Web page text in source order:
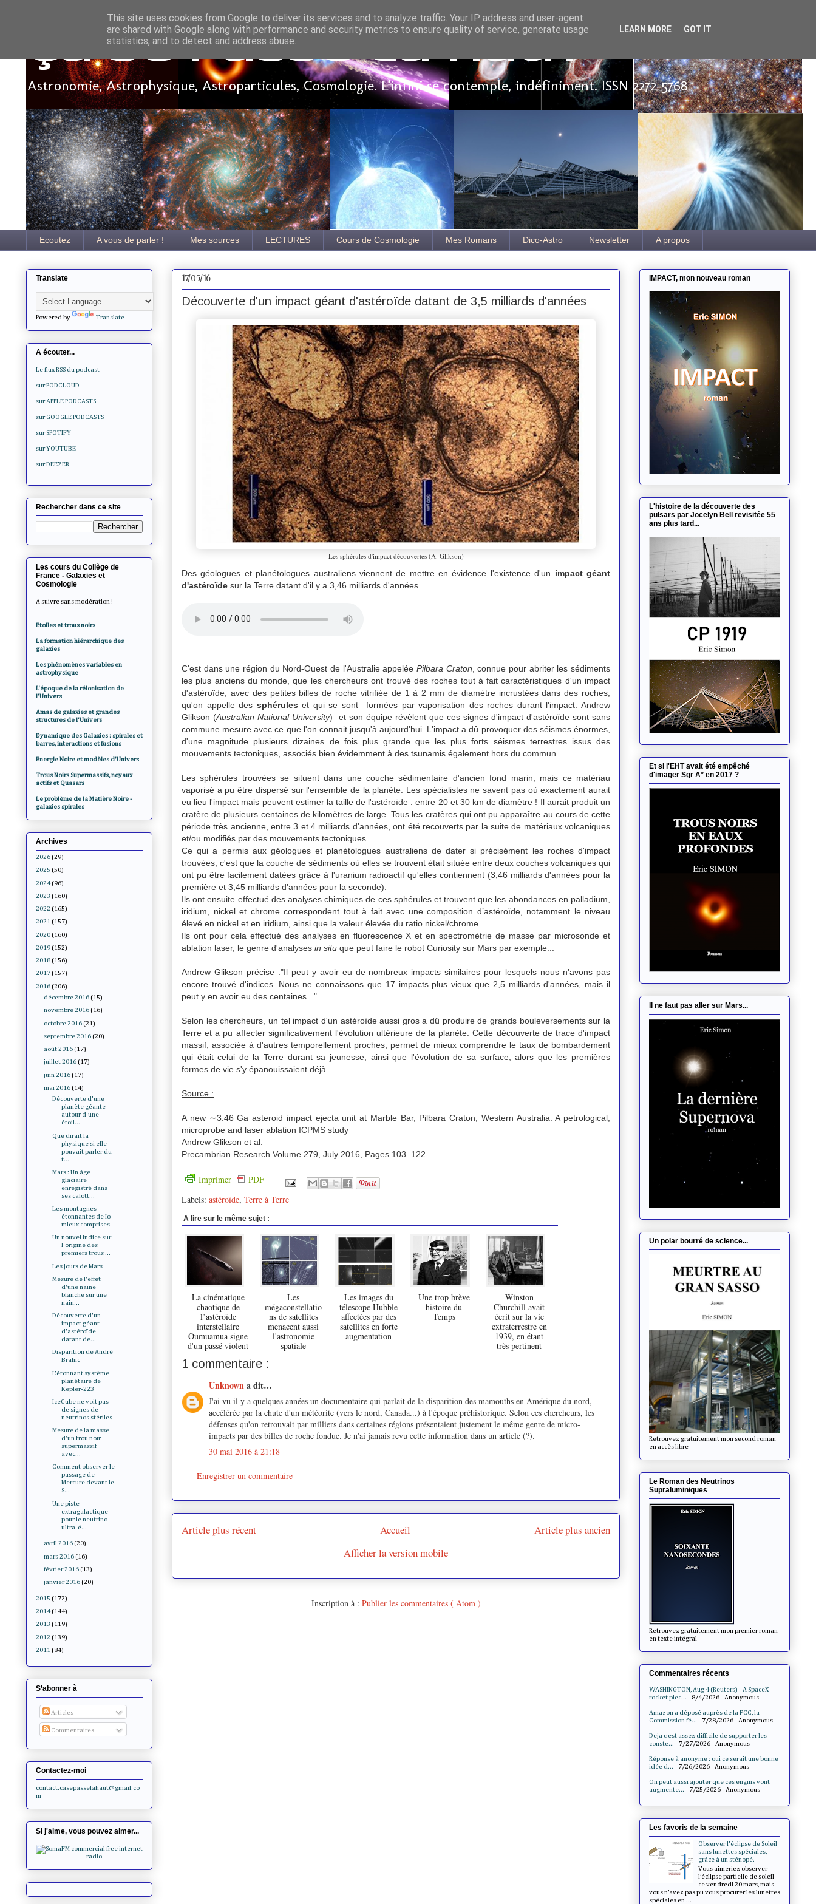
Ça se passe là haut
Astronomie, Astrophysique, Astroparticules, Cosmologie. L'infini se contemple, indéfiniment. ISSN 2272-5768
Ecoutez A vous de parler ! Mes sources LECTURES Cours de Cosmologie Mes Romans Dico-Astro Newsletter A propos
17/05/16
Découverte d'un impact géant d'astéroïde datant de 3,5 milliards d'années
Les sphérules d'impact découvertes (A. Glikson)
Des géologues et planétologues australiens viennent de mettre en évidence l'existence d'un impact géant
d'astéroïde sur la Terre datant d'il y a 3,46 milliards d'années.
C'est dans une région du Nord-Ouest de l'Australie appelée Pilbara Craton , connue pour abriter les sédiments
les plus anciens du monde, que les chercheurs ont trouvé des roches tout à fait caractéristiques d'un impact
d'astéroïde, avec des petites billes de roche vitrifiée de 1 à 2 mm de diamètre incrustées dans des roches,
qu'on appelle des sphéruleset qui se sont formées par vaporisation des roches durant l'impact. Andrew
Glikson (Australian National University) et son équipe révèlent que ces signes d'impact d'astéroïde sont sans
commune mesure avec ce que l'on connait jusqu'à aujourd'hui. L'impact a dû provoquer des séismes énormes,
d'une magnitude plusieurs dizaines de fois plus grande que les plus forts séismes terrestres issus des
mouvements tectoniques, associés bien évidemment à des tsunamis également hors du commun.
Les sphérules trouvées se situent dans une couche sédimentaire d'ancien fond marin, mais ce matériau
vaporisé a pu être dispersé sur l'ensemble de la planète. Les spécialistes ne savent pas où exactement aurait
eu lieu l'impact mais peuvent estimer la taille de l'astéroïde : entre 20 et 30 km de diamètre ! Il aurait produit un
cratère de plusieurs centaines de kilomètres de large. Tous les cratères qui ont pu apparaître au cours de cette
période très ancienne, entre 3 et 4 milliards d'années, ont été recouverts par la suite de matériaux volcaniques
et/ou modifiés par des mouvements tectoniques.
Ce qui a permis aux géologues et planétologues australiens de dater si précisément les roches d'impact
trouvées, c'est que la couche de sédiments où elles se trouvent était située entre deux couches volcaniques qui
ont pu être facilement datées grâce à l'uranium radioactif qu'elles contiennent (3,46 milliards d'années pour la
première et 3,45 milliards d'années pour la seconde).
Ils ont ensuite effectué des analyses chimiques de ces sphérules et trouvent que les abondances en palladium,
iridium, nickel et chrome correspondent tout à fait avec une composition d’astéroïde, notamment le niveau
élevé en nickel et en iridium, ainsi que la valeur élevée du ratio nickel/chrome.
Ils ont pour cela effectué des analyses en fluorescence X et en spectrométrie de masse par microsonde et
ablation laser, le genre d'analyses in situ que peut faire le robot Curiosity sur Mars par exemple...
Andrew Glikson précise :"Il peut y avoir eu de nombreux impacts similaires pour lesquels nous n'avons pas
encore trouvé d'indices. Nous ne connaissons que 17 impacts plus vieux que 2,5 milliards d'années, mais il
peut y en avoir eu des centaines...".
Selon les chercheurs, un tel impact d'un astéroïde aussi gros a dû produire de grands bouleversements sur la
Terre et a pu affecter significativement l'évolution ultérieure de la planète. Cette découverte de trace d'impact
massif, associée à d'autres temporellement proches, permet de mieux comprendre le taux de bombardement
qui était celui de la Terre durant sa jeunesse, ainsi que l'évolution de sa surface, alors que les premières
formes de vie s'y épanouissaient déjà.
Source :
A new ∼3.46 Ga asteroid impact ejecta unit at Marble Bar, Pilbara Craton, Western Australia: A petrological,
microprobe and laser ablation ICPMS study
Andrew Glikson et al.
Precambrian Research Volume 279, July 2016, Pages 103–122
Imprimer
PDF
Labels: astéroïde, Terre à Terre
A lire sur le même sujet :
La cinématique
chaotique de
l’astéroïde
interstellaire
Oumuamua signe
d'un passé violent
Les
mégaconstellatio
ns de satellites
menacent aussi
l'astronomie
spatiale
Les images du
télescope Hubble
affectées par des
satellites en forte
augmentation
Une trop brève
histoire du
Temps
Winston
Churchill avait
écrit sur la vie
extraterrestre en
1939, en étant
très pertinent
1 commentaire :
Unknowna dit…
J'ai vu il y a quelques années un documentaire qui parlait de la disparition des mamouths en Amérique du nord,
accélérée par la chute d'un météorite (vers le nord, Canada...) à l'époque préhistorique. Selon ces chercheurs, les
défenses qu'on retrouvait par milliers dans certaines régions présentaient justement le même genre de micro-
impacts par des billes de roche fondue. Je n'ai jamais revu cette information dans un article (?).
30 mai 2016 à 21:18
Enregistrer un commentaire
Article plus récent Article plus ancien
Accueil
Afficher la version mobile
Inscription à : Publier les commentaires ( Atom )
Translate
Powered by Translate
A écouter...
Le flux RSS du podcast
sur PODCLOUD
sur APPLE PODCASTS
sur GOOGLE PODCASTS
sur SPOTIFY
sur YOUTUBE
sur DEEZER
Rechercher dans ce site
Les cours du Collège de
France - Galaxies et
Cosmologie
A suivre sans modération !
Etoiles et trous noirs
La formation hiérarchique des
galaxies
Les phénomènes variables en
astrophysique
L'époque de la réionisation de
l'Univers
Amas de galaxies et grandes
structures de l'Univers
Dynamique des Galaxies : spirales et
barres, interactions et fusions
Energie Noire et modèles d'Univers
Trous Noirs Supermassifs, noyaux
actifs et Quasars
Le problème de la Matière Noire -
galaxies spirales
Archives
2026 (29)
2025 (50)
2024 (96)
2023 (160)
2022 (165)
2021 (157)
2020 (160)
2019 (152)
2018 (156)
2017 (157)
2016 (206)
décembre 2016 (15)
novembre 2016 (16)
octobre 2016 (21)
septembre 2016 (20)
août 2016 (17)
juillet 2016 (17)
juin 2016 (17)
mai 2016 (14)
Découverte d'une
planète géante
autour d'une
étoil...
Que dirait la
physique si elle
pouvait parler du
t...
Mars : Un âge
glaciaire
enregistré dans
ses calott...
Les montagnes
étonnantes de Io
mieux comprises
Un nouvel indice sur
l'origine des
premiers trous ...
Les jours de Mars
Mesure de l'effet
d'une naine
blanche sur une
nain...
Découverte d'un
impact géant
d'astéroïde
datant de...
Disparition de André
Brahic
L'étonnant système
planétaire de
Kepler-223
IceCube ne voit pas
de signes de
neutrinos stériles
Mesure de la masse
d'un trou noir
supermassif
avec...
Comment observer le
passage de
Mercure devant le
S...
Une piste
extragalactique
pour le neutrino
ultra-é...
avril 2016 (20)
mars 2016 (16)
février 2016 (13)
janvier 2016 (20)
2015 (172)
2014 (144)
2013 (119)
2012 (139)
2011 (84)
S’abonner à
Articles
Commentaires
Contactez-moi
contact.casepasselahaut@gmail.co
m
Si j'aime, vous pouvez aimer...
IMPACT, mon nouveau roman
L'histoire de la découverte des
pulsars par Jocelyn Bell revisitée 55
ans plus tard...
Et si l'EHT avait été empêché
d'imager Sgr A* en 2017 ?
Il ne faut pas aller sur Mars...
Un polar bourré de science...
Retrouvez gratuitement mon second roman
en accès libre
Le Roman des Neutrinos
Supraluminiques
Retrouvez gratuitement mon premier roman
en texte intégral
Commentaires récents
WASHINGTON, Aug 4 (Reuters) - A SpaceX
rocket piec... - 8/4/2026- Anonymous
Amazon a déposé auprès de la FCC, la
Commission fé... - 7/28/2026- Anonymous
Deja c est assez difficile de supporter les
conste... - 7/27/2026- Anonymous
Réponse à anonyme : oui ce serait une bonne
idée d... - 7/26/2026- Anonymous
On peut aussi ajouter que ces engins vont
augmente... - 7/25/2026- Anonymous
Les favoris de la semaine
Observer l'éclipse de Soleil
sans lunettes spéciales,
grâce à un sténopé.
Vous aimeriez observer
l’éclipse partielle de soleil
ce vendredi 20 mars, mais
vous n’avez pas pu vous procurer les lunettes
spéciales en ...
This site uses cookies from Google to deliver its services and to analyze traffic. Your IP address and user-agent
are shared with Google along with performance and security metrics to ensure quality of service, generate usage
statistics, and to detect and address abuse.
LEARN MORE GOT IT